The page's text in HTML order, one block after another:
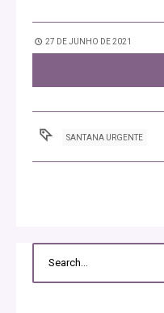
27 DE JUNHO DE 2021
SANTANA URGENTE